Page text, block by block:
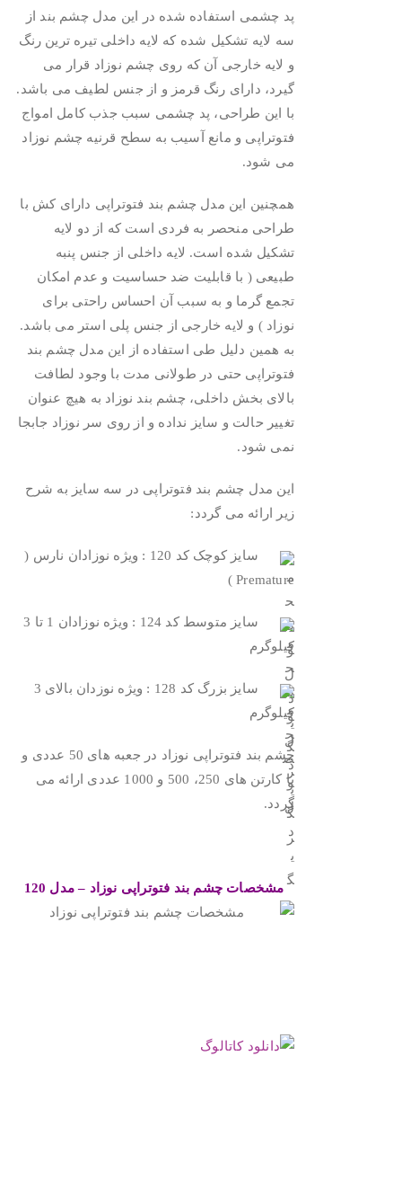
پد چشمی استفاده شده در این مدل چشم بند از
سه لایه تشکیل شده که لایه داخلی تیره ترین رنگ
و لایه خارجی آن که روی چشم نوزاد قرار می
گیرد، دارای رنگ قرمز و از جنس لطیف می باشد.
با این طراحی، پد چشمی سبب جذب کامل امواج
فتوتراپی و مانع آسیب به سطح قرنیه چشم نوزاد
می شود.
همچنین این مدل چشم بند فتوتراپی دارای کش با
طراحی منحصر به فردی است که از دو لایه
تشکیل شده است. لایه داخلی از جنس پنبه
طبیعی ( با قابلیت ضد حساسیت و عدم امکان
تجمع گرما و به سبب آن احساس راحتی برای
نوزاد ) و لایه خارجی از جنس پلی استر می باشد.
به همین دلیل طی استفاده از این مدل چشم بند
فتوتراپی حتی در طولانی مدت با وجود لطافت
بالای بخش داخلی، چشم بند نوزاد به هیچ عنوان
تغییر حالت و سایز نداده و از روی سر نوزاد جابجا
نمی شود.
این مدل چشم بند فتوتراپی در سه سایز به شرح
زیر ارائه می گردد:
سایز کوچک کد 120 : ویژه نوزادان نارس (
Premature )
سایز متوسط کد 124 : ویژه نوزادان 1 تا 3
کیلوگرم
سایز بزرگ کد 128 : ویژه نوزدان بالای 3
کیلوگرم
چشم بند فتوتراپی نوزاد در جعبه های 50 عددی و
با کارتن های 250، 500 و 1000 عددی ارائه می
گردد.
.
مشخصات چشم بند فتوتراپی نوزاد – مدل 120